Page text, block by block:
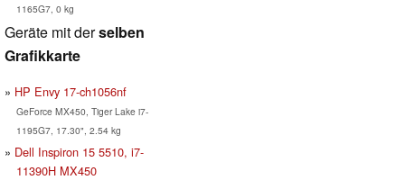
1165G7, 0 kg
Geräte mit derselben
Grafikkarte
HP Envy 17-ch1056nf
GeForce MX450, Tiger Lake i7-
1195G7, 17.30", 2.54 kg
Dell Inspiron 15 5510, i7-
11390H MX450